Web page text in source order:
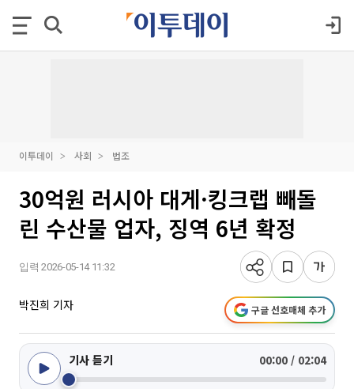
이투데이 사회 법조
30억원 러시아 대게·킹크랩 빼돌
린 수산물 업자, 징역 6년 확정
입력 2026-05-14 11:32
박진희 기자 구글 선호매체 추가
기사 듣기 00:00 / 02:04